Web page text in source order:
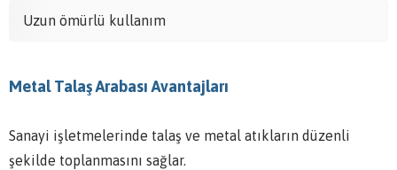
Uzun ömürlü kullanım
Metal Talaş Arabası Avantajları
Sanayi işletmelerinde talaş ve metal atıkların düzenli
şekilde toplanmasını sağlar.